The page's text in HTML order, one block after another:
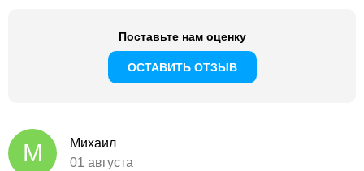
Поставьте нам оценку
ОСТАВИТЬ ОТЗЫВ
М
Михаил
01 августа